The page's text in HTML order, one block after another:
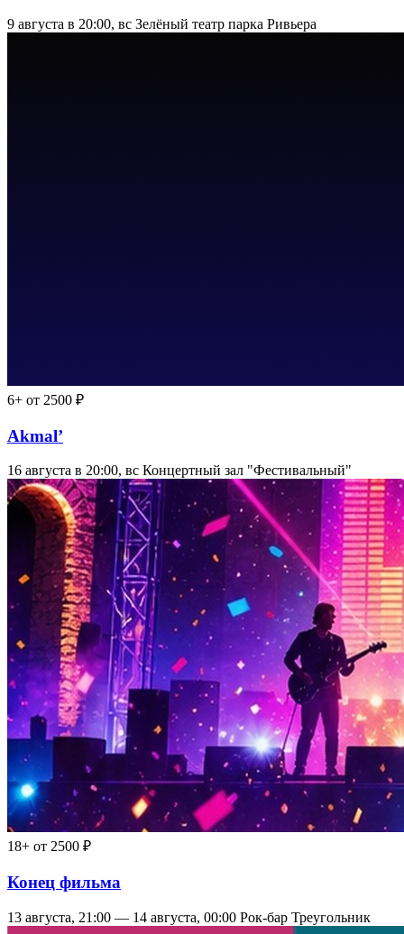
9 августа в 20:00, вс Зелёный театр парка Ривьера
6+ от 2500 ₽
Akmal’
16 августа в 20:00, вс Концертный зал "Фестивальный"
18+ от 2500 ₽
Конец фильма
13 августа, 21:00 — 14 августа, 00:00 Рок-бар Треугольник